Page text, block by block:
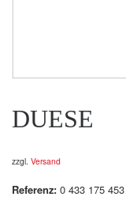
DUESE
zzgl. Versand
Referenz: 0 433 175 453